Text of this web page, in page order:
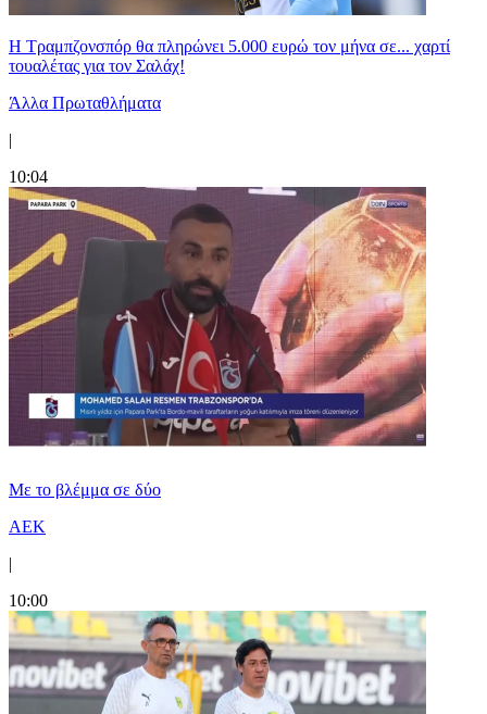
Η Τραμπζονσπόρ θα πληρώνει 5.000 ευρώ τον μήνα σε... χαρτί
τουαλέτας για τον Σαλάχ!
Άλλα Πρωταθλήματα
|
10:04
Με το βλέμμα σε δύο
ΑΕΚ
|
10:00